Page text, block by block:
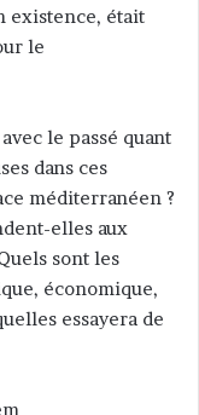
existence, était
le
le passé quant
dans ces
méditerranéen ?
elles aux
sont les
économique,
essayera de